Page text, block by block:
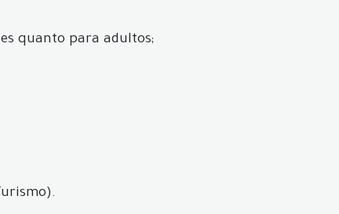
quanto para adultos;